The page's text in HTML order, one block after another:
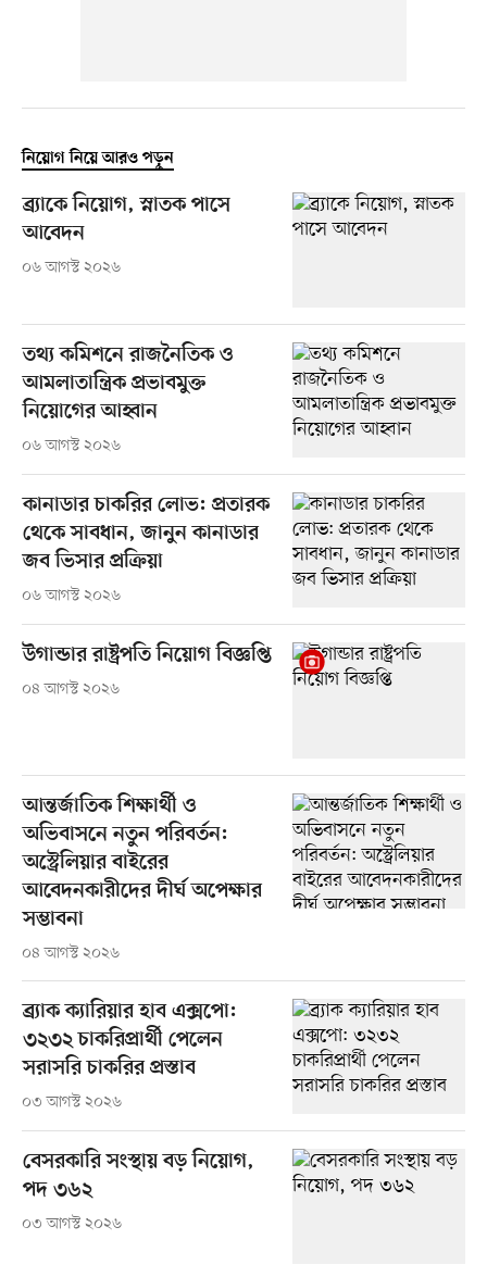
নিয়োগ নিয়ে আরও পড়ুন
ব্র্যাকে নিয়োগ, স্নাতক পাসে
আবেদন
০৬ আগস্ট ২০২৬
তথ্য কমিশনে রাজনৈতিক ও
আমলাতান্ত্রিক প্রভাবমুক্ত
নিয়োগের আহ্বান
০৬ আগস্ট ২০২৬
কানাডার চাকরির লোভ: প্রতারক
থেকে সাবধান, জানুন কানাডার
জব ভিসার প্রক্রিয়া
০৬ আগস্ট ২০২৬
উগান্ডার রাষ্ট্রপতি নিয়োগ বিজ্ঞপ্তি
০৪ আগস্ট ২০২৬
আন্তর্জাতিক শিক্ষার্থী ও
অভিবাসনে নতুন পরিবর্তন:
অস্ট্রেলিয়ার বাইরের
আবেদনকারীদের দীর্ঘ অপেক্ষার
সম্ভাবনা
০৪ আগস্ট ২০২৬
ব্র্যাক ক্যারিয়ার হাব এক্সপো:
৩২৩২ চাকরিপ্রার্থী পেলেন
সরাসরি চাকরির প্রস্তাব
০৩ আগস্ট ২০২৬
বেসরকারি সংস্থায় বড় নিয়োগ,
পদ ৩৬২
০৩ আগস্ট ২০২৬